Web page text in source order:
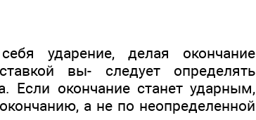
ударение, делая окончание
вы- следует определять
Если окончание станет ударным,
а не по неопределенной